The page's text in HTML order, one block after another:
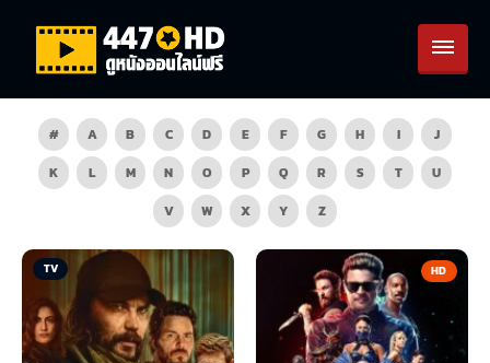
# A B C D E F G H I
J
K
L M N O P Q R S T
U
V
W X Y Z
TV HD